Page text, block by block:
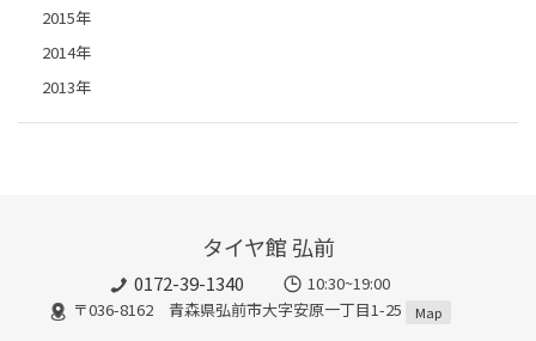
2015年
2014年
2013年
タイヤ館 弘前
0172-39-1340
10:30~19:00
〒036-8162 青森県弘前市大字安原一丁目1-25
Map